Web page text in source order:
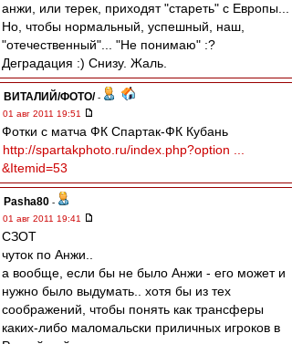
анжи, или терек, приходят "стареть" с Европы...
Но, чтобы нормальный, успешный, наш,
"отечественный"... "Не понимаю" :?
Деградация :) Снизу. Жаль.
ВИТАЛИЙ/ФОТО/ -
01 авг 2011 19:51
Фотки с матча ФК Спартак-ФК Кубань
http://spartakphoto.ru/index.php?option ...
&Itemid=53
Pasha80 -
01 авг 2011 19:41
СЗОТ
чуток по Анжи..
а вообще, если бы не было Анжи - его может и
нужно было выдумать.. хотя бы из тех
соображений, чтобы понять как трансферы
каких-либо маломальски приличных игроков в